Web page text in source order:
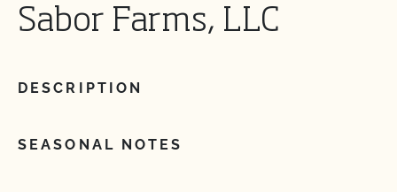
Sabor Farms, LLC
DESCRIPTION
SEASONAL NOTES